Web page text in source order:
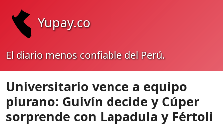
Yupay.co
El diario menos confiable del Perú.
Universitario vence a equipo
piurano: Guivín decide y Cúper
sorprende con Lapadula y Fértoli